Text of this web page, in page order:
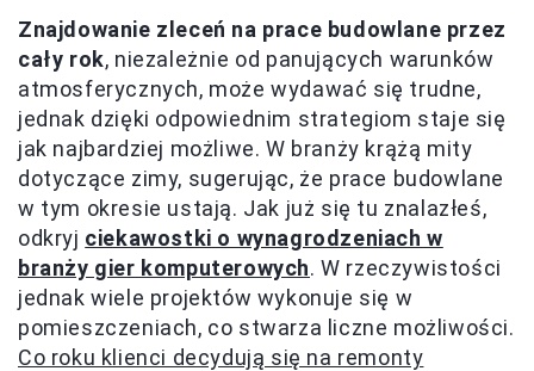
Znajdowanie zleceń na prace budowlane przez
cały rok, niezależnie od panujących warunków
atmosferycznych, może wydawać się trudne,
jednak dzięki odpowiednim strategiom staje się
jak najbardziej możliwe. W branży krążą mity
dotyczące zimy, sugerując, że prace budowlane
w tym okresie ustają. Jak już się tu znalazłeś,
odkryj ciekawostki o wynagrodzeniach w
branży gier komputerowych. W rzeczywistości
jednak wiele projektów wykonuje się w
pomieszczeniach, co stwarza liczne możliwości.
Co roku klienci decydują się na remonty